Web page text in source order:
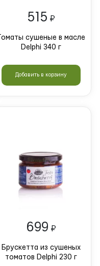
515 ₽
Томаты сушеные в масле
Delphi 340 г
Добавить в корзину
699 ₽
Брускетта из сушеных
томатов Delphi 230 г